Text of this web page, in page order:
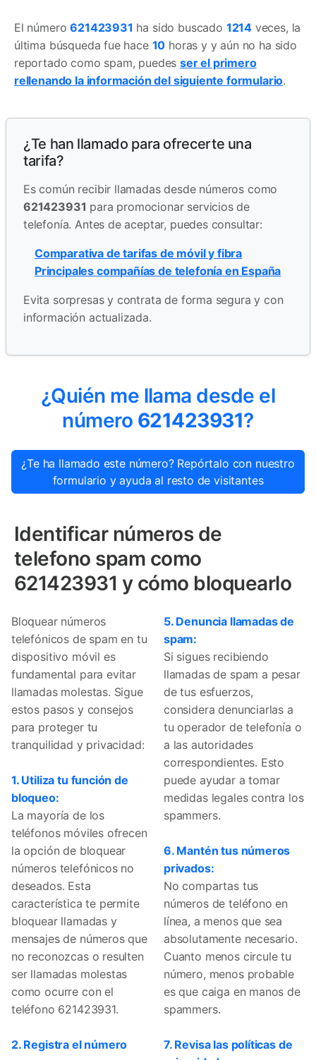
El número621423931 ha sido buscado 1214veces, la
última búsqueda fue hace 10 horas y y aún no ha sido
reportado como spam, puedesser el primero
rellenando la información del siguiente formulario.
¿Te han llamado para ofrecerte una
tarifa?
Es común recibir llamadas desde números como
621423931 para promocionar servicios de
telefonía. Antes de aceptar, puedes consultar:
Comparativa de tarifas de móvil y fibra
Principales compañías de telefonía en España
Evita sorpresas y contrata de forma segura y con
información actualizada.
¿Quién me llama desde el
número 621423931?
¿Te ha llamado este número? Repórtalo con nuestro
formulario y ayuda al resto de visitantes
Identificar números de
telefono spam como
621423931 y cómo bloquearlo
Bloquear números
telefónicos de spam en tu
dispositivo móvil es
fundamental para evitar
llamadas molestas. Sigue
estos pasos y consejos
para proteger tu
tranquilidad y privacidad:
1. Utiliza tu función de
bloqueo:
La mayoría de los
teléfonos móviles ofrecen
la opción de bloquear
números telefónicos no
deseados. Esta
característica te permite
bloquear llamadas y
mensajes de números que
no reconozcas o resulten
ser llamadas molestas
como ocurre con el
teléfono 621423931.
2. Registra el número
5. Denuncia llamadas de
spam:
Si sigues recibiendo
llamadas de spam a pesar
de tus esfuerzos,
considera denunciarlas a
tu operador de telefonía o
a las autoridades
correspondientes. Esto
puede ayudar a tomar
medidas legales contra los
spammers.
6. Mantén tus números
privados:
No compartas tus
números de teléfono en
línea, a menos que sea
absolutamente necesario.
Cuanto menos circule tu
número, menos probable
es que caiga en manos de
spammers.
7. Revisa las políticas de